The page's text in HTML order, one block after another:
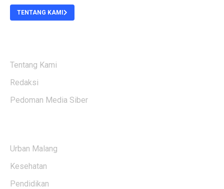
TENTANG KAMI
Tentang Kami
Redaksi
Pedoman Media Siber
Urban Malang
Kesehatan
Pendidikan